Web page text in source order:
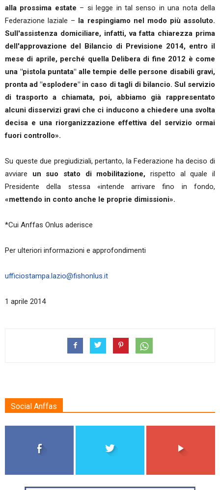
alla prossima estate – si legge in tal senso in una nota della
Federazione laziale – la respingiamo nel modo più assoluto.
Sull'assistenza domiciliare, infatti, va fatta chiarezza prima
dell'approvazione del Bilancio di Previsione 2014, entro il
mese di aprile, perché quella Delibera di fine 2012 è come
una "pistola puntata" alle tempie delle persone disabili gravi,
pronta ad "esplodere" in caso di tagli di bilancio. Sul servizio
di trasporto a chiamata, poi, abbiamo già rappresentato
alcuni disservizi gravi che ci inducono a chiedere una svolta
decisa e una riorganizzazione effettiva del servizio ormai
fuori controllo».
Su queste due pregiudiziali, pertanto, la Federazione ha deciso di
avviare un suo stato di mobilitazione, rispetto al quale il
Presidente della stessa «intende arrivare fino in fondo,
«mettendo in conto anche le proprie dimissioni».
*Cui Anffas Onlus aderisce
Per ulteriori informazioni e approfondimenti
ufficiostampa.lazio@fishonlus.it
1 aprile 2014
Social Anffas